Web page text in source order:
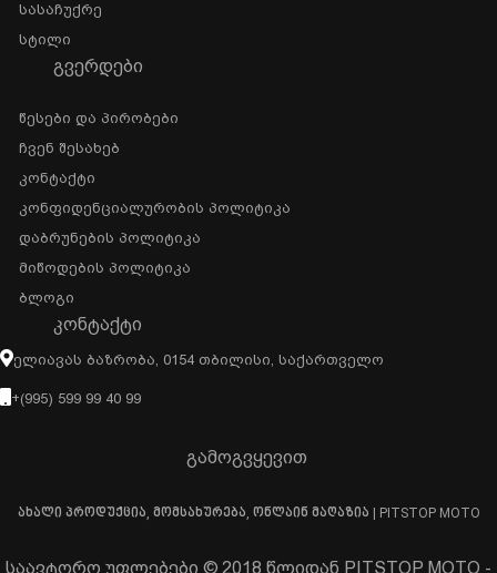
Სასაჩუქრე
Სტილი
ᲒᲕᲔᲠᲓᲔᲑᲘ
Წესები Და Პირობები
Ჩვენ Შესახებ
Კონტაქტი
Კონფიდენციალურობის Პოლიტიკა
Დაბრუნების Პოლიტიკა
Მიწოდების Პოლიტიკა
Ბლოგი
ᲙᲝᲜᲢᲐᲥᲢᲘ
Ელიავას Ბაზრობა, 0154 Თბილისი, Საქართველო
+(995) 599 99 40 99
გამოგვყევით
ახალი პროდუქცია, მომსახურება, ონლაინ მაღაზია | PITSTOP MOTO
საავტორო უფლებები © 2018 წლიდან PITSTOP MOTO -